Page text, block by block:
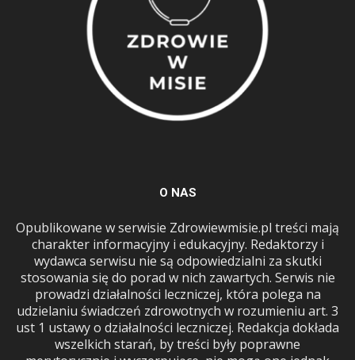
O NAS
Opublikowane w serwisie Zdrowiewmisie.pl treści mają
charakter informacyjny i edukacyjny. Redaktorzy i
wydawca serwisu nie są odpowiedzialni za skutki
stosowania się do porad w nich zawartych. Serwis nie
prowadzi działalności leczniczej, która polega na
udzielaniu świadczeń zdrowotnych w rozumieniu art. 3
ust 1 ustawy o działalności leczniczej. Redakcja dokłada
wszelkich starań, by treści były poprawne